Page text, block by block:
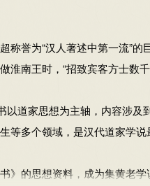
为“汉人著述中第一流”的巨
南王时，“招致宾客方士数千
道家思想为主轴，内容涉及
等多个领域，是汉代道家学
的思想资料，成为集黄老学